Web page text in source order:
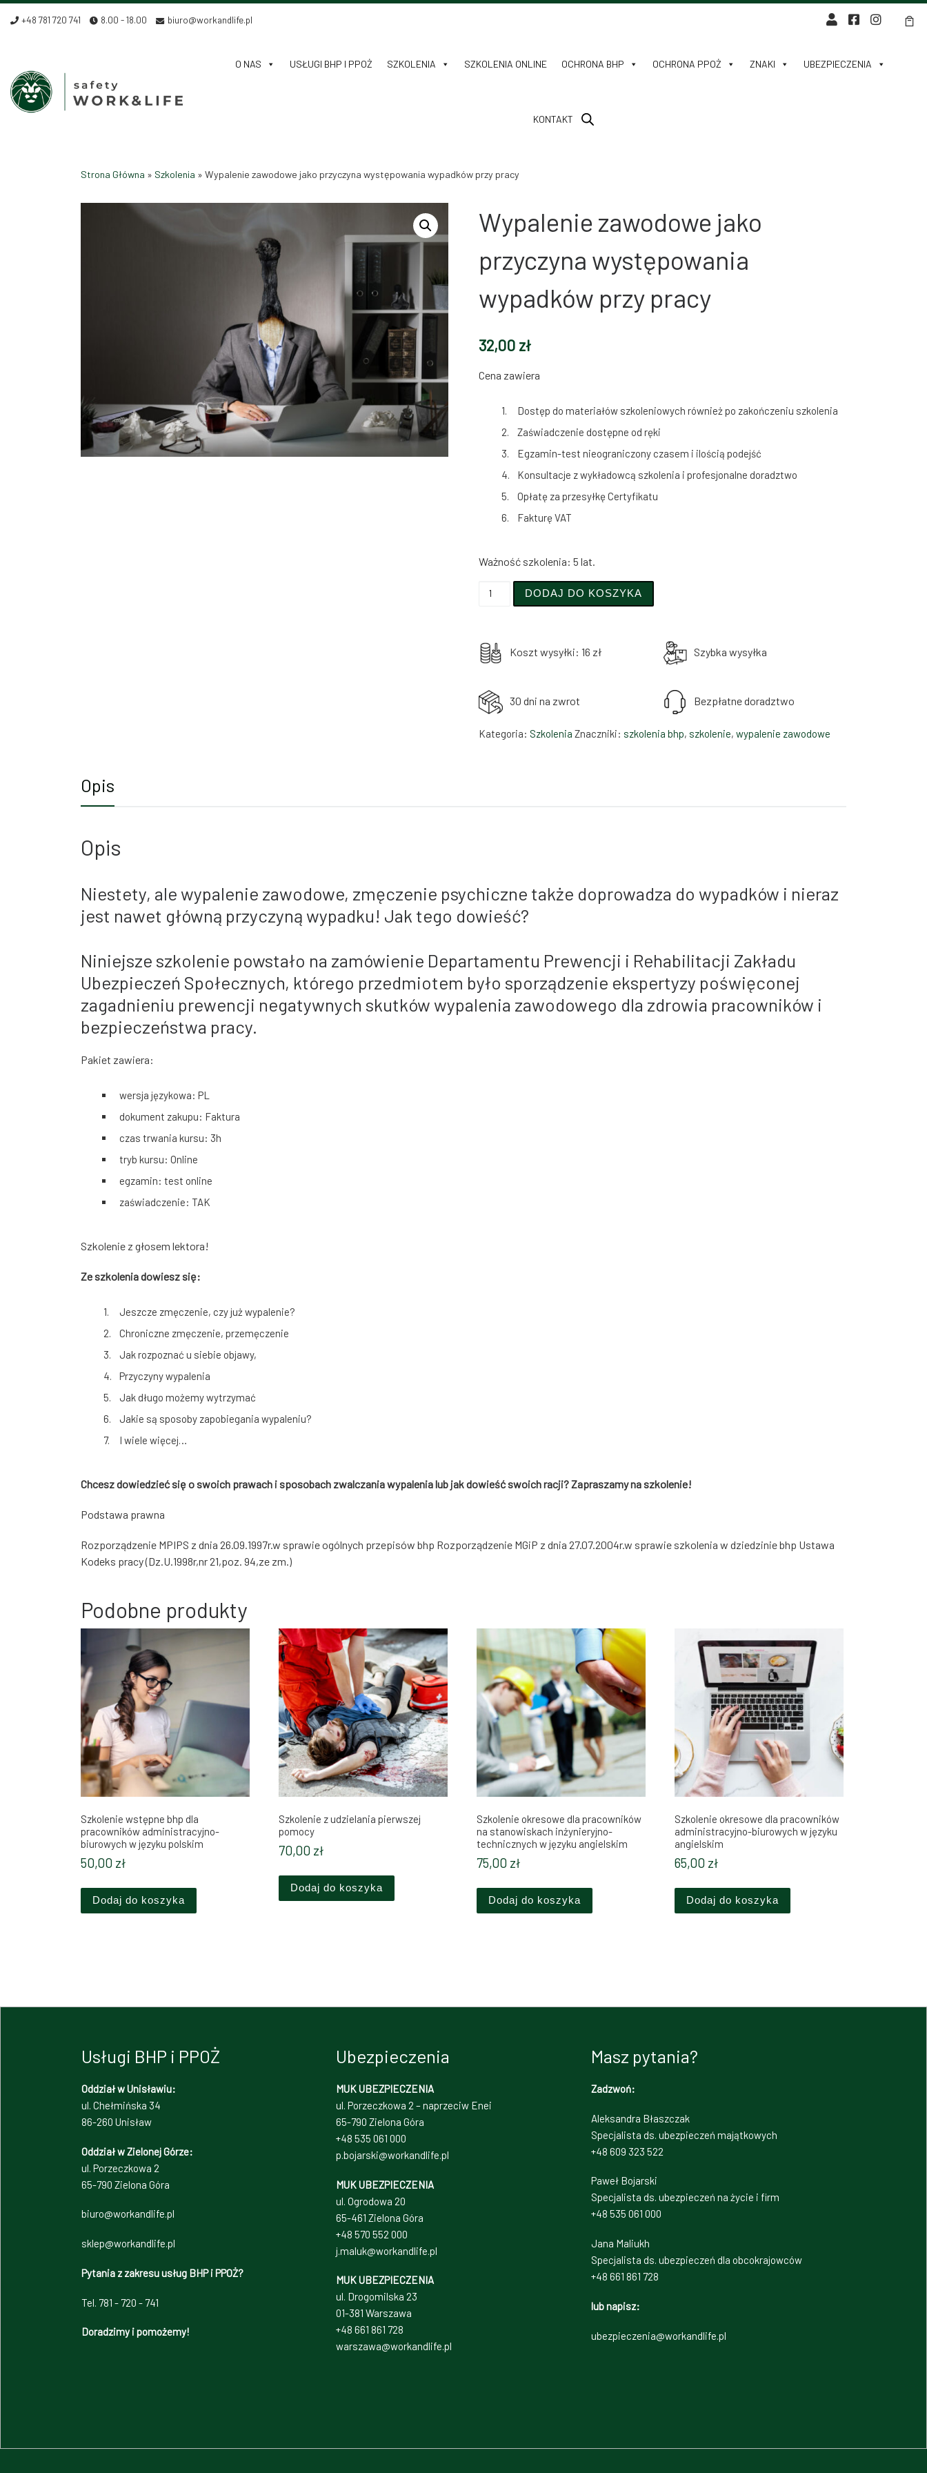
Skip to content
+48 781 720 741 8.00 - 18.00 biuro@workandlife.pl
O NAS USŁUGI BHP I PPOŻ SZKOLENIA SZKOLENIA ONLINE OCHRONA BHP OCHRONA PPOŻ ZNAKI UBEZPIECZENIA
KONTAKT
Strona Główna » Szkolenia » Wypalenie zawodowe jako przyczyna występowania wypadków przy pracy
Wypalenie zawodowe jako
przyczyna występowania
wypadków przy pracy
32,00 zł
Cena zawiera
Dostęp do materiałów szkoleniowych również po zakończeniu szkolenia
Zaświadczenie dostępne od ręki
Egzamin-test nieograniczony czasem i ilością podejść
Konsultacje z wykładowcą szkolenia i profesjonalne doradztwo
Opłatę za przesyłkę Certyfikatu
Fakturę VAT
Ważność szkolenia: 5 lat.
DODAJ DO KOSZYKA
Koszt wysyłki: 16 zł Szybka wysyłka
30 dni na zwrot Bezpłatne doradztwo
Kategoria: Szkolenia Znaczniki: szkolenia bhp, szkolenie,wypalenie zawodowe
Opis
Opis
Niestety, ale wypalenie zawodowe, zmęczenie psychiczne także doprowadza do wypadków i nieraz
jest nawet główną przyczyną wypadku! Jak tego dowieść?
Niniejsze szkolenie powstało na zamówienie Departamentu Prewencji i Rehabilitacji Zakładu
Ubezpieczeń Społecznych, którego przedmiotem było sporządzenie ekspertyzy poświęconej
zagadnieniu prewencji negatywnych skutków wypalenia zawodowego dla zdrowia pracowników i
bezpieczeństwa pracy.
Pakiet zawiera:
wersja językowa: PL
dokument zakupu: Faktura
czas trwania kursu: 3h
tryb kursu: Online
egzamin: test online
zaświadczenie: TAK
Szkolenie z głosem lektora!
Ze szkolenia dowiesz się:
Jeszcze zmęczenie, czy już wypalenie?
Chroniczne zmęczenie, przemęczenie
Jak rozpoznać u siebie objawy,
Przyczyny wypalenia
Jak długo możemy wytrzymać
Jakie są sposoby zapobiegania wypaleniu?
I wiele więcej…
Chcesz dowiedzieć się o swoich prawach i sposobach zwalczania wypalenia lub jak dowieść swoich racji? Zapraszamy na szkolenie!
Podstawa prawna
Rozporządzenie MPIPS z dnia 26.09.1997r.w sprawie ogólnych przepisów bhp Rozporządzenie MGiP z dnia 27.07.2004r.w sprawie szkolenia w dziedzinie bhp Ustawa
Kodeks pracy (Dz.U.1998r,nr 21,poz. 94,ze zm.)
Podobne produkty
Szkolenie wstępne bhp dla
pracowników administracyjno-
biurowych w języku polskim
50,00 zł
Dodaj do koszyka
Szkolenie z udzielania pierwszej
pomocy
70,00 zł
Dodaj do koszyka
Szkolenie okresowe dla pracowników
na stanowiskach inżynieryjno-
technicznych w języku angielskim
75,00 zł
Dodaj do koszyka
Szkolenie okresowe dla pracowników
administracyjno-biurowych w języku
angielskim
65,00 zł
Dodaj do koszyka
Usługi BHP i PPOŻ
Oddział w Unisławiu:
ul. Chełmińska 34
86-260 Unisław
Oddział w Zielonej Górze:
ul. Porzeczkowa 2
65-790 Zielona Góra
biuro@workandlife.pl
sklep@workandlife.pl
Pytania z zakresu usług BHP i PPOŻ?
Tel. 781 - 720 - 741
Doradzimy i pomożemy!
Ubezpieczenia
MUK UBEZPIECZENIA
ul. Porzeczkowa 2 – naprzeciw Enei
65-790 Zielona Góra
+48 535 061 000
p.bojarski@workandlife.pl
MUK UBEZPIECZENIA
ul. Ogrodowa 20
65-461 Zielona Góra
+48 570 552 000
j.maluk@workandlife.pl
MUK UBEZPIECZENIA
ul. Drogomilska 23
01-381 Warszawa
+48 661 861 728
warszawa@workandlife.pl
Masz pytania?
Zadzwoń:
Aleksandra Błaszczak
Specjalista ds. ubezpieczeń majątkowych
+48 609 323 522
Paweł Bojarski
Specjalista ds. ubezpieczeń na życie i firm
+48 535 061 000
Jana Maliukh
Specjalista ds. ubezpieczeń dla obcokrajowców
+48 661 861 728
lub napisz:
ubezpieczenia@workandlife.pl